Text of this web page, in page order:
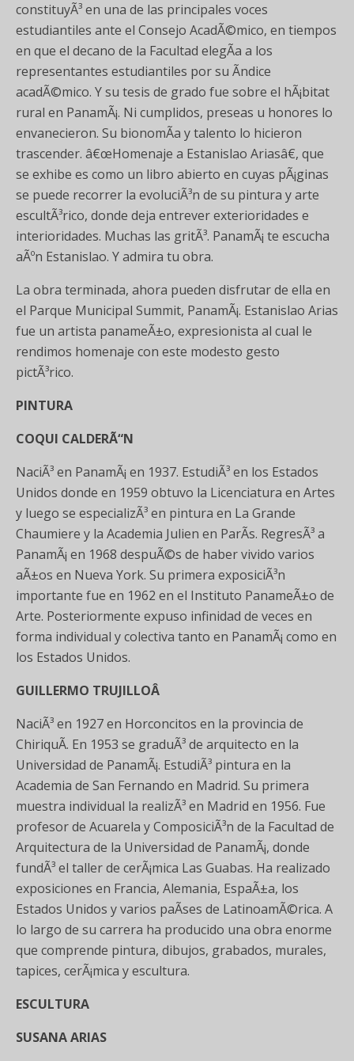
constituyÃ³ en una de las principales voces
estudiantiles ante el Consejo AcadÃ©mico, en tiempos
en que el decano de la Facultad elegÃ­a a los
representantes estudiantiles por su Ã­ndice
acadÃ©mico. Y su tesis de grado fue sobre el hÃ¡bitat
rural en PanamÃ¡. Ni cumplidos, preseas u honores lo
envanecieron. Su bionomÃ­a y talento lo hicieron
trascender. â€œHomenaje a Estanislao Ariasâ€, que
se exhibe es como un libro abierto en cuyas pÃ¡ginas
se puede recorrer la evoluciÃ³n de su pintura y arte
escultÃ³rico, donde deja entrever exterioridades e
interioridades. Muchas las gritÃ³. PanamÃ¡ te escucha
aÃºn Estanislao. Y admira tu obra.
La obra terminada, ahora pueden disfrutar de ella en
el Parque Municipal Summit, PanamÃ¡. Estanislao Arias
fue un artista panameÃ±o, expresionista al cual le
rendimos homenaje con este modesto gesto
pictÃ³rico.
PINTURA
COQUI CALDERÃ“N
NaciÃ³ en PanamÃ¡ en 1937. EstudiÃ³ en los Estados
Unidos donde en 1959 obtuvo la Licenciatura en Artes
y luego se especializÃ³ en pintura en La Grande
Chaumiere y la Academia Julien en ParÃ­s. RegresÃ³ a
PanamÃ¡ en 1968 despuÃ©s de haber vivido varios
aÃ±os en Nueva York. Su primera exposiciÃ³n
importante fue en 1962 en el Instituto PanameÃ±o de
Arte. Posteriormente expuso infinidad de veces en
forma individual y colectiva tanto en PanamÃ¡ como en
los Estados Unidos.
GUILLERMO TRUJILLOÂ
NaciÃ³ en 1927 en Horconcitos en la provincia de
ChiriquÃ­. En 1953 se graduÃ³ de arquitecto en la
Universidad de PanamÃ¡. EstudiÃ³ pintura en la
Academia de San Fernando en Madrid. Su primera
muestra individual la realizÃ³ en Madrid en 1956. Fue
profesor de Acuarela y ComposiciÃ³n de la Facultad de
Arquitectura de la Universidad de PanamÃ¡, donde
fundÃ³ el taller de cerÃ¡mica Las Guabas. Ha realizado
exposiciones en Francia, Alemania, EspaÃ±a, los
Estados Unidos y varios paÃ­ses de LatinoamÃ©rica. A
lo largo de su carrera ha producido una obra enorme
que comprende pintura, dibujos, grabados, murales,
tapices, cerÃ¡mica y escultura.
ESCULTURA
SUSANA ARIAS